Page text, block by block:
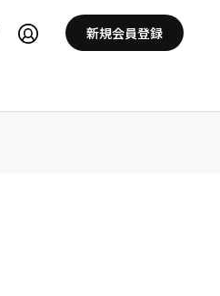
新規会員登録